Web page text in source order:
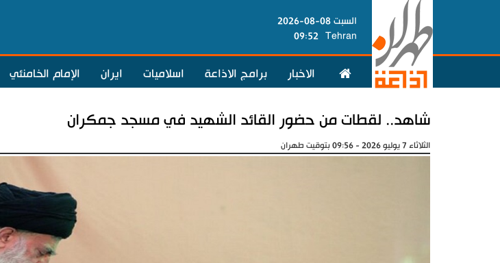
السبت 08-08-2026
Tehran
09:52
الاخبار برامج الاذاعة اسلاميات ايران الإمام الخامنئي
شاهد.. لقطات من حضور القائد الشهيد في مسجد جمكران
الثلاثاء 7 يوليو 2026 - 09:56 بتوقيت طهران